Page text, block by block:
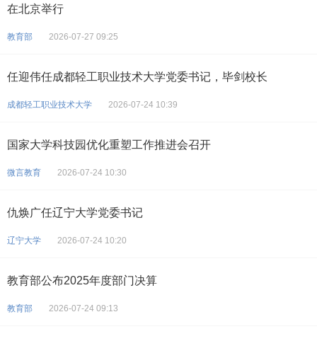
在北京举行
教育部 2026-07-27 09:25
任迎伟任成都轻工职业技术大学党委书记，毕剑校长
成都轻工职业技术大学 2026-07-24 10:39
国家大学科技园优化重塑工作推进会召开
微言教育 2026-07-24 10:30
仇焕广任辽宁大学党委书记
辽宁大学 2026-07-24 10:20
教育部公布2025年度部门决算
教育部 2026-07-24 09:13